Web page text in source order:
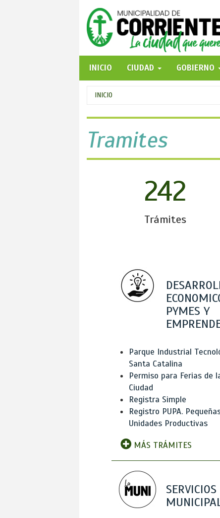
INICIO
CIUDAD GOBIERNO
Se
encuentra
usted
aquí
INICIO
Tramites
242
Trámites
PYMES Y
Parque Industrial
Santa Catalina
Permiso para Ferias de
Ciudad
Registra Simple
Registro PUPA.
Unidades Productivas
MÁS TRÁMITES
SERVICIOS